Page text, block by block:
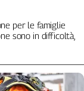
per le famiglie
sono in difficoltà,